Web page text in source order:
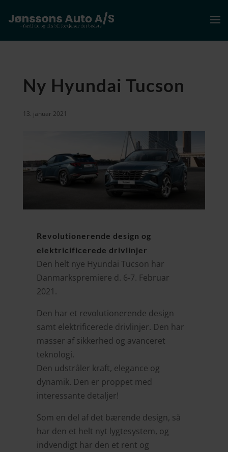
Ny Hyundai Tucson
13. januar 2021
Revolutionerende design og
elektricificerede drivlinjer
Den helt nye Hyundai Tucson har
Danmarkspremiere d. 6-7. Februar
2021.
Den har et revolutionerende design
samt elektrificerede drivlinjer. Den har
masser af sikkerhed og avanceret
teknologi.
Den udstråler kraft, elegance og
dynamik. Den er proppet med
interessante detaljer!
Som en del af det bærende design, så
har den et helt nyt lygtesystem, og
indvendigt har den et rent og